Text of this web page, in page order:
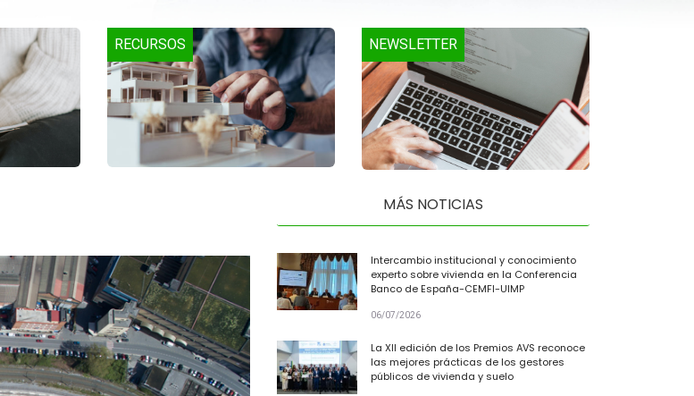
RECURSOS NEWSLETTER
MÁS NOTICIAS
Intercambio institucional y conocimiento
experto sobre vivienda en la Conferencia
Banco de España-CEMFI-UIMP
06/07/2026
La XII edición de los Premios AVS reconoce
las mejores prácticas de los gestores
públicos de vivienda y suelo